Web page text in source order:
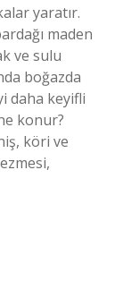
yaratır.
maden
ve sulu
boğazda
daha keyifli
konur?
köri ve